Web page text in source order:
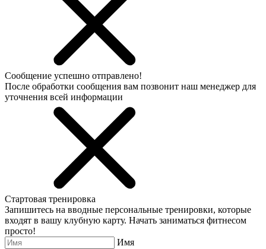
Сообщение успешно отправлено!
После обработки сообщения вам позвонит наш менеджер для
уточнения всей информации
Стартовая тренировка
Запишитесь на вводные персональные тренировки, которые
входят в вашу клубную карту. Начать заниматься фитнесом
просто!
Имя